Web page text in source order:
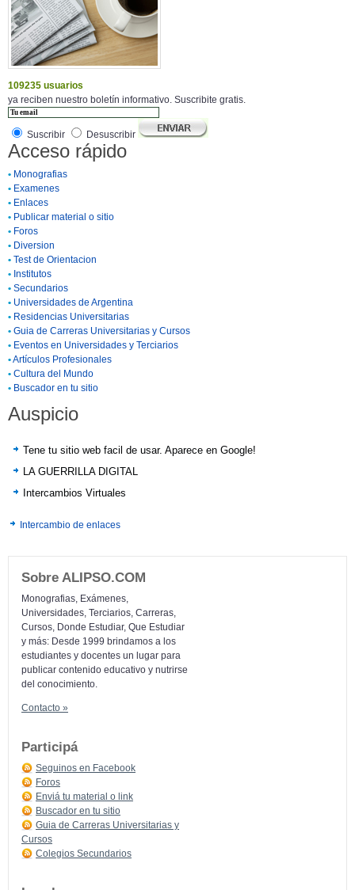
109235 usuarios
ya reciben nuestro boletín informativo. Suscribite gratis.
Suscribir Desuscribir
Acceso rápido
• Monografias
• Examenes
• Enlaces
• Publicar material o sitio
• Foros
• Diversion
• Test de Orientacion
• Institutos
• Secundarios
• Universidades de Argentina
• Residencias Universitarias
• Guia de Carreras Universitarias y Cursos
• Eventos en Universidades y Terciarios
•Artículos Profesionales
• Cultura del Mundo
• Buscador en tu sitio
Auspicio
Tene tu sitio web facil de usar. Aparece en Google!
LA GUERRILLA DIGITAL
Intercambios Virtuales
Intercambio de enlaces
Sobre ALIPSO.COM
Monografias, Exámenes,
Universidades, Terciarios, Carreras,
Cursos, Donde Estudiar, Que Estudiar
y más: Desde 1999 brindamos a los
estudiantes y docentes un lugar para
publicar contenido educativo y nutrirse
del conocimiento.
Contacto »
Participá
Seguinos en Facebook
Foros
Enviá tu material o link
Buscador en tu sitio
Guia de Carreras Universitarias y
Cursos
Colegios Secundarios